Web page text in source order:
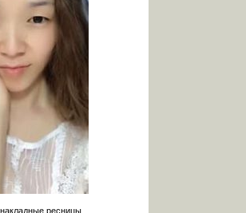
ресницы